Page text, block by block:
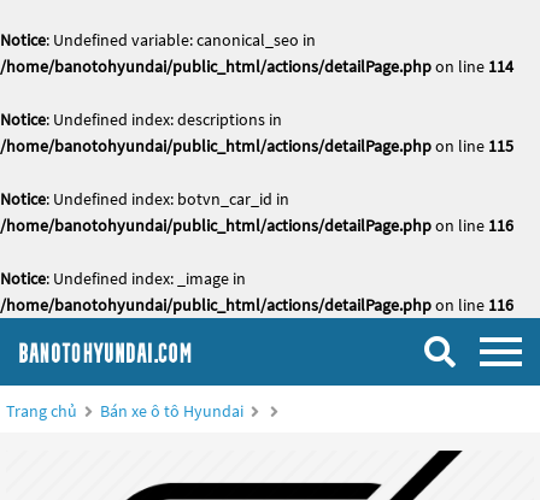
Notice: Undefined variable: canonical_seo in
/home/banotohyundai/public_html/actions/detailPage.phpon line 114
Notice: Undefined index: descriptions in
/home/banotohyundai/public_html/actions/detailPage.phpon line 115
Notice: Undefined index: botvn_car_id in
/home/banotohyundai/public_html/actions/detailPage.phpon line 116
Notice: Undefined index: _image in
/home/banotohyundai/public_html/actions/detailPage.phpon line 116
Trang chủ Bán xe ô tô Hyundai